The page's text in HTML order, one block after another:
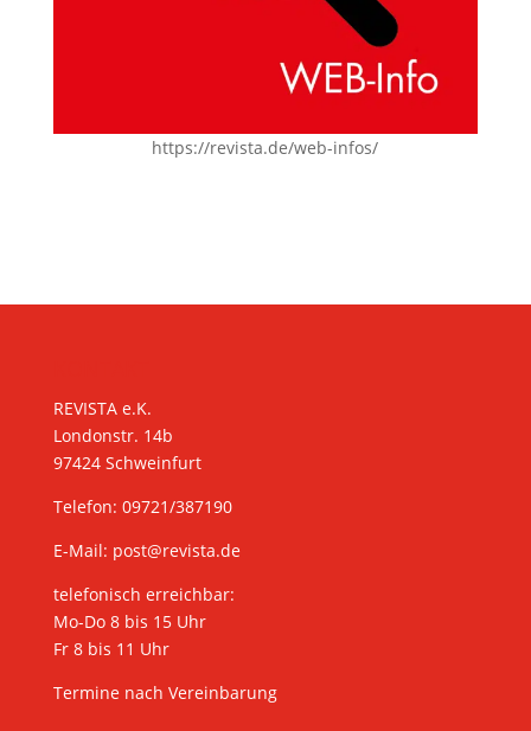
https://revista.de/web-infos/
REVISTA e.K.
Londonstr. 14b
97424 Schweinfurt
Telefon: 09721/387190
E-Mail: post@revista.de
telefonisch erreichbar:
Mo-Do 8 bis 15 Uhr
Fr 8 bis 11 Uhr
Termine nach Vereinbarung